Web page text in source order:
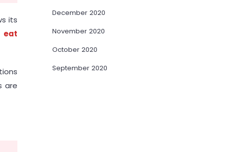
its
eat
are
December 2020
November 2020
October 2020
September 2020